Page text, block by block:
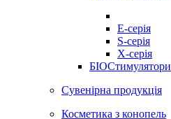
E-серія
S-серія
X-серія
БІОСтимулятори
Сувенірна продукція
Косметика з конопель